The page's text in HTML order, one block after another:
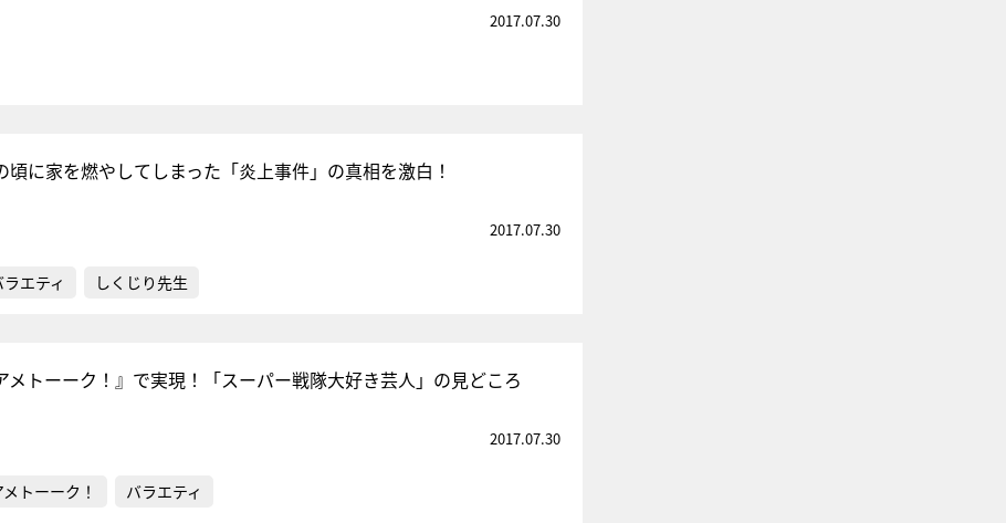
2017.07.30
頃に家を燃やしてしまった「炎上事件」の真相を激白！
2017.07.30
ラエティ しくじり先生
メトーーク！』で実現！「スーパー戦隊大好き芸人」の見どころ
2017.07.30
メトーーク！ バラエティ